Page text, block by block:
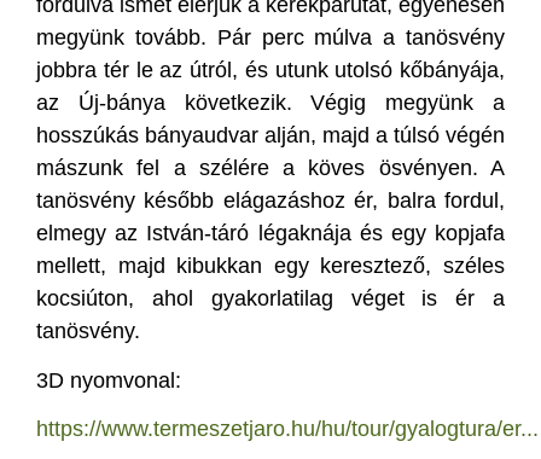
fordulva ismét elérjük a kerékpárutat, egyenesen
megyünk tovább. Pár perc múlva a tanösvény
jobbra tér le az útról, és utunk utolsó kőbányája,
az Új-bánya következik. Végig megyünk a
hosszúkás bányaudvar alján, majd a túlsó végén
mászunk fel a szélére a köves ösvényen. A
tanösvény később elágazáshoz ér, balra fordul,
elmegy az István-táró légaknája és egy kopjafa
mellett, majd kibukkan egy keresztező, széles
kocsiúton, ahol gyakorlatilag véget is ér a
tanösvény.
3D nyomvonal:
https://www.termeszetjaro.hu/hu/tour/gyalogtura/er...